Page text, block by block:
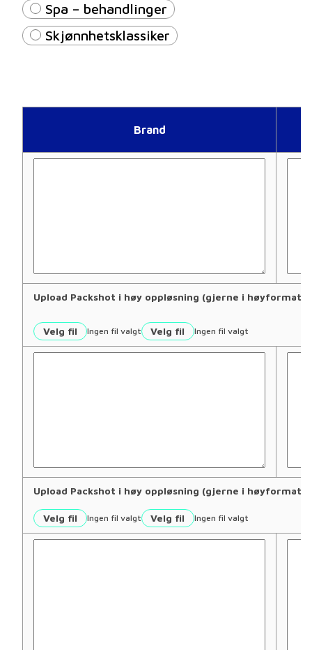
Spa – behandlinger
Skjønnhetsklassiker
Brand
Upload Packshot i høy oppløsning (gjerne i høyformat
Velg fil Ingen fil valgt Velg fil Ingen fil valgt
Upload Packshot i høy oppløsning (gjerne i høyformat
Velg fil Ingen fil valgt Velg fil Ingen fil valgt